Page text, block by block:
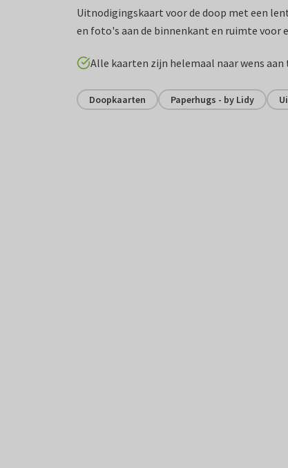
Uitnodigingskaart voor de doop met een
en foto's aan de binnenkant en ruimte voor
Alle kaarten zijn helemaal naar wens aan
Doopkaarten Paperhugs - by Lidy